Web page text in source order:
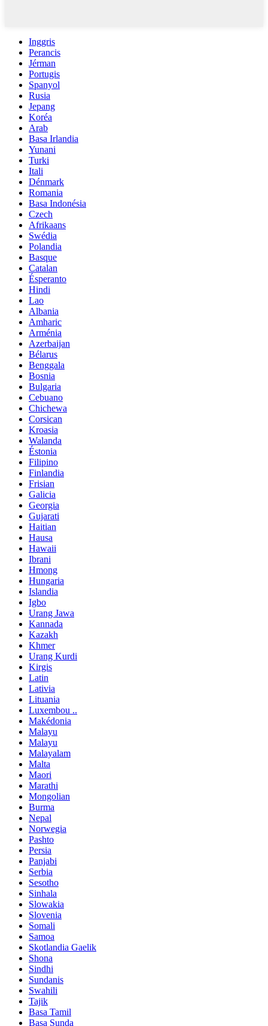
Inggris
Perancis
Jérman
Portugis
Spanyol
Rusia
Jepang
Koréa
Arab
Basa Irlandia
Yunani
Turki
Itali
Dénmark
Romania
Basa Indonésia
Czech
Afrikaans
Swédia
Polandia
Basque
Catalan
Ésperanto
Hindi
Lao
Albania
Amharic
Arménia
Azerbaijan
Bélarus
Benggala
Bosnia
Bulgaria
Cebuano
Chichewa
Corsican
Kroasia
Walanda
Éstonia
Filipino
Finlandia
Frisian
Galicia
Georgia
Gujarati
Haitian
Hausa
Hawaii
Ibrani
Hmong
Hungaria
Islandia
Igbo
Urang Jawa
Kannada
Kazakh
Khmer
Urang Kurdi
Kirgis
Latin
Lativia
Lituania
Luxembou ..
Makédonia
Malayu
Malayu
Malayalam
Malta
Maori
Marathi
Mongolian
Burma
Nepal
Norwegia
Pashto
Persia
Panjabi
Serbia
Sesotho
Sinhala
Slowakia
Slovenia
Somali
Samoa
Skotlandia Gaelik
Shona
Sindhi
Sundanis
Swahili
Tajik
Basa Tamil
Basa Sunda